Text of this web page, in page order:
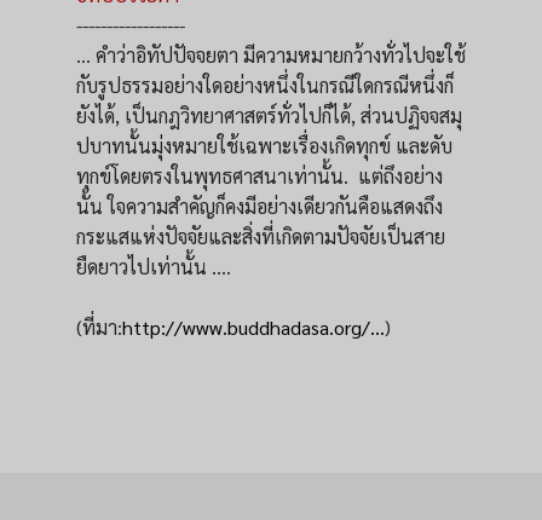
------------------
... คําว่าอิทัปปัจจยตา มีความหมายกว้างทั่วไปจะใช้
กับรูปธรรมอย่างใดอย่างหนึ่งในกรณีใดกรณีหนึ่งก็
ยังได้, เป็นกฎวิทยาศาสตร์ทั่วไปก็ได้, ส่วนปฏิจจสมุ
ปบาทนั้นมุ่งหมายใช้เฉพาะเรื่องเกิดทุกข์ และดับ
ทุกข์โดยตรงในพุทธศาสนาเท่านั้น. แต่ถึงอย่าง
นั้น ใจความสําคัญก็คงมีอย่างเดียวกันคือแสดงถึง
กระแสแห่งปัจจัยและสิ่งที่เกิดตามปัจจัยเป็นสาย
ยืดยาวไปเท่านั้น ....
(ที่มา:http://www.buddhadasa.org/...)